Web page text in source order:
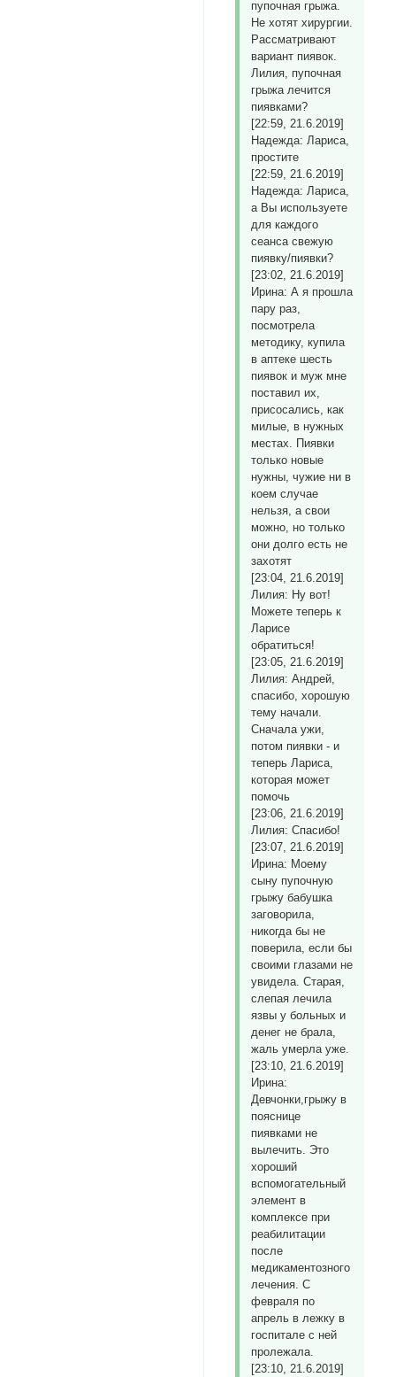
пупочная грыжа.
Не хотят хирургии.
Рассматривают
вариант пиявок.
Лилия, пупочная
грыжа лечится
пиявками?
[22:59, 21.6.2019]
Надежда: Лариса,
простите
[22:59, 21.6.2019]
Надежда: Лариса,
а Вы используете
для каждого
сеанса свежую
пиявку/пиявки?
[23:02, 21.6.2019]
Ирина: А я прошла
пару раз,
посмотрела
методику, купила
в аптеке шесть
пиявок и муж мне
поставил их,
присосались, как
милые, в нужных
местах. Пиявки
только новые
нужны, чужие ни в
коем случае
нельзя, а свои
можно, но только
они долго есть не
захотят
[23:04, 21.6.2019]
Лилия: Ну вот!
Можете теперь к
Ларисе
обратиться!
[23:05, 21.6.2019]
Лилия: Андрей,
спасибо, хорошую
тему начали.
Сначала ужи,
потом пиявки - и
теперь Лариса,
которая может
помочь
[23:06, 21.6.2019]
Лилия: Спасибо!
[23:07, 21.6.2019]
Ирина: Моему
сыну пупочную
грыжу бабушка
заговорила,
никогда бы не
поверила, если бы
своими глазами не
увидела. Старая,
слепая лечила
язвы у больных и
денег не брала,
жаль умерла уже.
[23:10, 21.6.2019]
Ирина:
Девчонки,грыжу в
пояснице
пиявками не
вылечить. Это
хороший
вспомогательный
элемент в
комплексе при
реабилитации
после
медикаментозного
лечения. С
февраля по
апрель в лежку в
госпитале с ней
пролежала.
[23:10, 21.6.2019]